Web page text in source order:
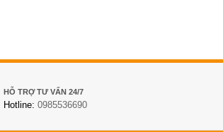
HỖ TRỢ TƯ VẤN 24/7
Hotline: 0985536690